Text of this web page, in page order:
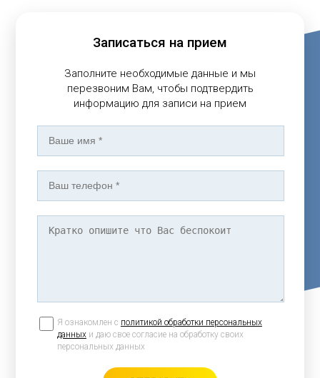
Записаться на прием
Заполните необходимые данные и мы
перезвоним Вам, чтобы подтвердить
информацию для записи на прием
Я ознакомлен с политикой обработки персональных
данныхи даю свое согласие на обработку своих
персональных данных